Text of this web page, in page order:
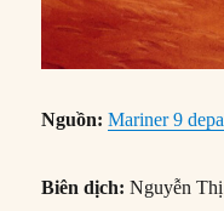
Nguồn: Mariner 9
Biên dịch: Nguyễn